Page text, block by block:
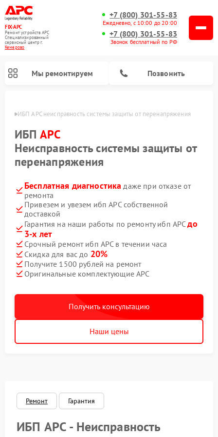
FIX-APC
Ремонт устройств APC
Специализированный
cервисный центр г.
Кемерово
+7 (800) 301-55-83
Ежедневно, с 10:00 до 20:00
+7 (800) 301-55-83
Звонок бесплатный по РФ
Мы ремонтируем Позвонить
ИБП APC неисправность системы защиты от перенапряжения
ИБП APC
Неисправность системы защиты от
перенапряжения
Бесплатная диагностика даже при отказе от
ремонта
Привезем и увезем ибп APC собственной
доставкой
Гарантия на наши работы по ремонту ибп APCдо
3-х лет
Срочный ремонт ибп APC в течении часа
Скидка для вас до 20%
Получите 1500 рублей на ремонт
Оригинальные комплектующие APC
Получить консультацию
Наши цены
Ремонт Гарантия
ИБП APC - Неисправность